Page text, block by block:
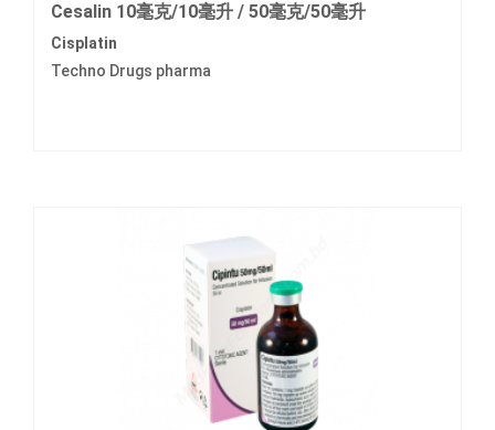
Cesalin 10毫克/10毫升 / 50毫克/50毫升
Cisplatin
Techno Drugs pharma